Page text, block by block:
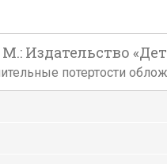
потертости